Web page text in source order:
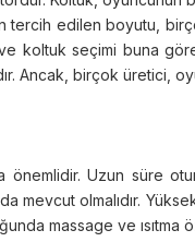
edilen boyutu,
koltuk seçimi buna
Ancak, birçok üretici,
Uzun süre
olmalıdır.
massage ve ısıtma